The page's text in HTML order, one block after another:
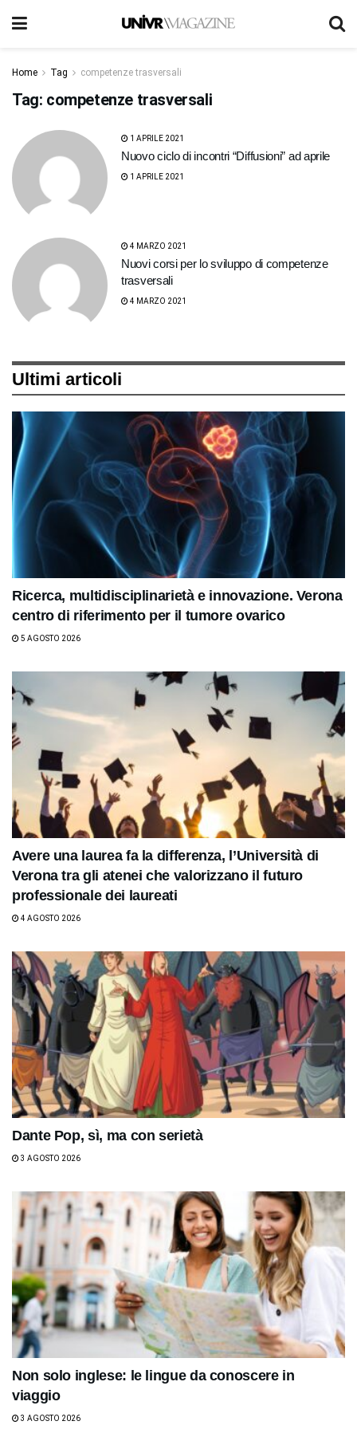
Home Tag competenze trasversali
Tag: competenze trasversali
1 APRILE 2021
Nuovo ciclo di incontri “Diffusioni” ad aprile
1 APRILE 2021
4 MARZO 2021
Nuovi corsi per lo sviluppo di competenze
trasversali
4 MARZO 2021
Ultimi articoli
Ricerca, multidisciplinarietà e innovazione. Verona
centro di riferimento per il tumore ovarico
5 AGOSTO 2026
Avere una laurea fa la differenza, l’Università di
Verona tra gli atenei che valorizzano il futuro
professionale dei laureati
4 AGOSTO 2026
Dante Pop, sì, ma con serietà
3 AGOSTO 2026
Non solo inglese: le lingue da conoscere in
viaggio
3 AGOSTO 2026